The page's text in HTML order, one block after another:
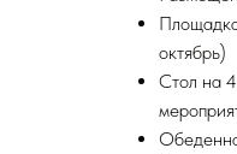
октябрь)
Стол на